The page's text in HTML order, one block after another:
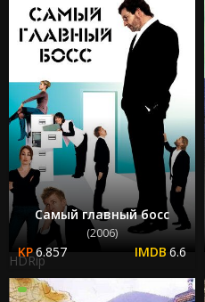
Самый главный босс
(2006)
6.857 6.6
HDRip